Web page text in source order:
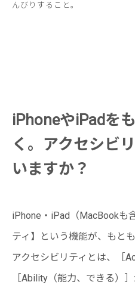
んびりすること。
iPhoneやiPadを
く。アクセシビ
いますか？
iPhone・iPad（MacBookも
ティ】という機能が、もと
アクセシビリティとは、［
［Ability（能力、できる）